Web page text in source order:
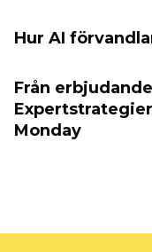
Hur AI
Från
​​Monday